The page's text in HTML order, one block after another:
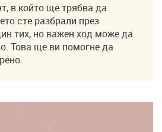
в който ще трябва да
сте разбрали през
тих, но важен ход може да
Това ще ви помогне да